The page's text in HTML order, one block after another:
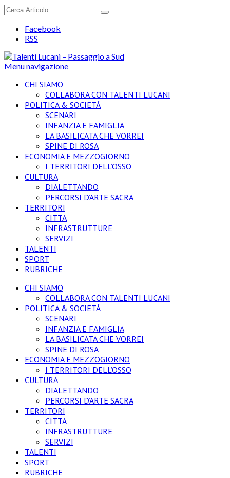
Facebook
RSS
Menu navigazione
CHI SIAMO
COLLABORA CON TALENTI LUCANI
POLITICA & SOCIETÁ
SCENARI
INFANZIA E FAMIGLIA
LA BASILICATA CHE VORREI
SPINE DI ROSA
ECONOMIA E MEZZOGIORNO
I TERRITORI DELL’OSSO
CULTURA
DIALETTANDO
PERCORSI D’ARTE SACRA
TERRITORI
CITTA
INFRASTRUTTURE
SERVIZI
TALENTI
SPORT
RUBRICHE
CHI SIAMO
COLLABORA CON TALENTI LUCANI
POLITICA & SOCIETÁ
SCENARI
INFANZIA E FAMIGLIA
LA BASILICATA CHE VORREI
SPINE DI ROSA
ECONOMIA E MEZZOGIORNO
I TERRITORI DELL’OSSO
CULTURA
DIALETTANDO
PERCORSI D’ARTE SACRA
TERRITORI
CITTA
INFRASTRUTTURE
SERVIZI
TALENTI
SPORT
RUBRICHE